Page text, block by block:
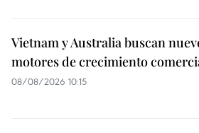
Vietnam y Australia buscan
motores de crecimiento
08/08/2026 10:15